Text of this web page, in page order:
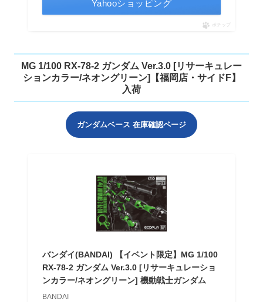
Yahooショッピング
ポチップ
MG 1/100 RX-78-2 ガンダム Ver.3.0 [リサーキュレー
ションカラー/ネオングリーン]【福岡店・サイドF】
入荷
ガンダムベース 在庫確認ページ
バンダイ(BANDAI) 【イベント限定】MG 1/100
RX-78-2 ガンダム Ver.3.0 [リサーキュレーショ
ンカラー/ネオングリーン] 機動戦士ガンダム
BANDAI